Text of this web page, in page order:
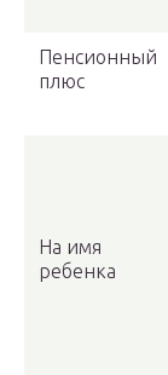
Пенсионный
плюс
На имя
ребенка